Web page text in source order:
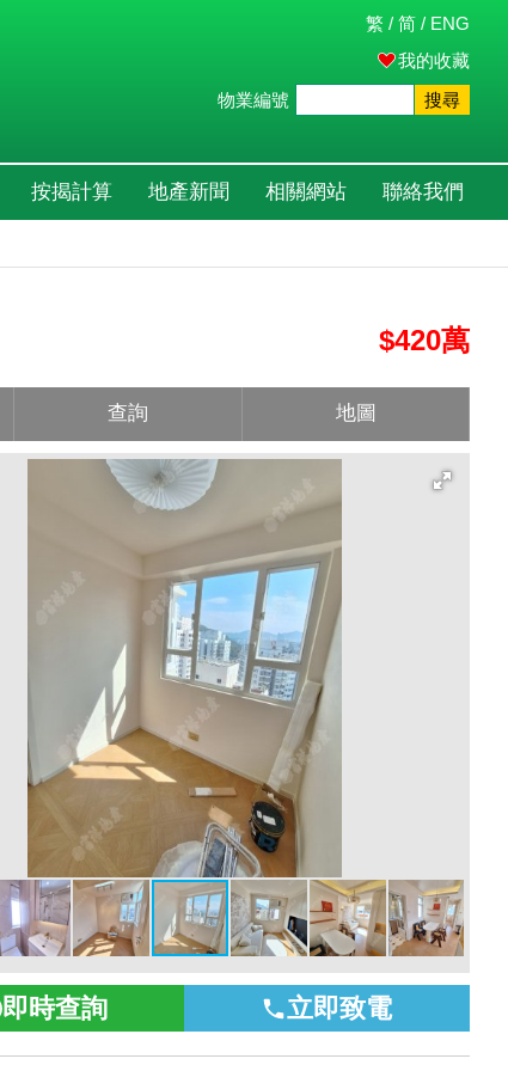
繁 / 简 / ENG
我的收藏
物業編號
搜尋
按揭計算 地產新聞 相關網站 聯絡我們
$420萬
查詢 地圖
即時查詢 立即致電